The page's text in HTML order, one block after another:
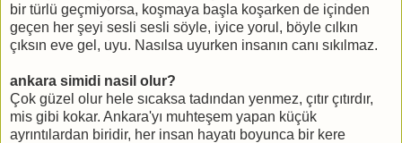
bir türlü geçmiyorsa, koşmaya başla koşarken de içinden
geçen her şeyi sesli sesli söyle, iyice yorul, böyle cılkın
çıksın eve gel, uyu. Nasılsa uyurken insanın canı sıkılmaz.
ankara simidi nasil olur?
Çok güzel olur hele sıcaksa tadından yenmez, çıtır çıtırdır,
mis gibi kokar. Ankara'yı muhteşem yapan küçük
ayrıntılardan biridir, her insan hayatı boyunca bir kere